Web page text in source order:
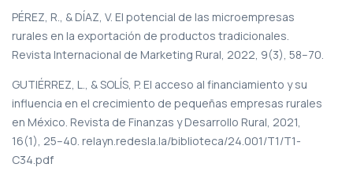
PÉREZ, R., & DÍAZ, V. El potencial de las microempresas
rurales en la exportación de productos tradicionales.
Revista Internacional de Marketing Rural, 2022, 9(3), 58–70.
GUTIÉRREZ, L., & SOLÍS, P. El acceso al financiamiento y su
influencia en el crecimiento de pequeñas empresas rurales
en México. Revista de Finanzas y Desarrollo Rural, 2021,
16(1), 25–40. relayn.redesla.la/biblioteca/24.001/T1/T1-
C34.pdf